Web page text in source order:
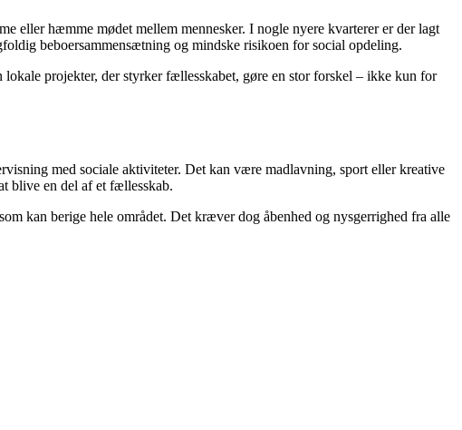
eller hæmme mødet mellem mennesker. I nogle nyere kvarterer er der lagt
beboersammensætning og mindske risikoen for social opdeling.
projekter, der styrker fællesskabet, gøre en stor forskel – ikke kun for
med sociale aktiviteter. Det kan være madlavning, sport eller kreative
blive en del af et fællesskab.
kan berige hele området. Det kræver dog åbenhed og nysgerrighed fra alle